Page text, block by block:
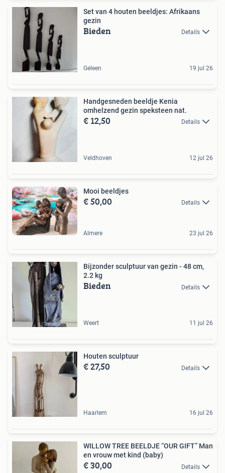
Set van 4 houten beeldjes: Afrikaans
gezin
Bieden Details
Geleen 19 jul 26
Handgesneden beeldje Kenia
omhelzend gezin speksteen nat.
€ 12,50 Details
Veldhoven 12 jul 26
Mooi beeldjes
€ 50,00 Details
Almere 23 jul 26
Bijzonder sculptuur van gezin - 48 cm,
2.2 kg
Bieden Details
Weert 11 jul 26
Houten sculptuur
€ 27,50 Details
Haarlem 16 jul 26
WILLOW TREE BEELDJE “OUR GIFT” Man
en vrouw met kind (baby)
€ 30,00 Details